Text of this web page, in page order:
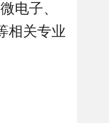
电子、
相关专业